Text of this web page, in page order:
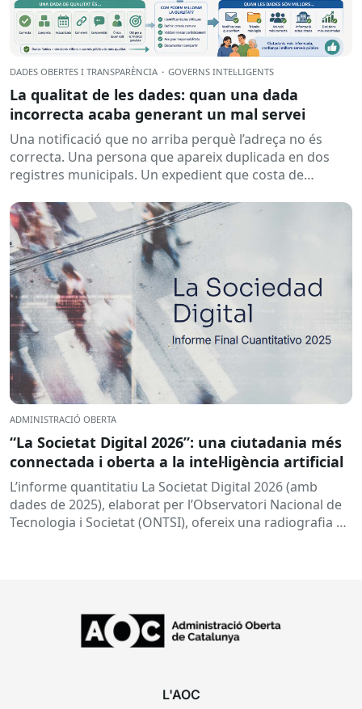
DADES OBERTES I TRANSPARÈNCIA · GOVERNS INTEL·LIGENTS
La qualitat de les dades: quan una dada
incorrecta acaba generant un mal servei
Una notificació que no arriba perquè l’adreça no és
correcta. Una persona que apareix duplicada en dos
registres municipals. Un expedient que costa de
ADMINISTRACIÓ OBERTA
“La Societat Digital 2026”: una ciutadania més
connectada i oberta a la intel·ligència artificial
L’informe quantitatiu La Societat Digital 2026 (amb
dades de 2025), elaborat per l’Observatori Nacional de
Tecnologia i Societat (ONTSI), ofereix una radiografia de
L'AOC